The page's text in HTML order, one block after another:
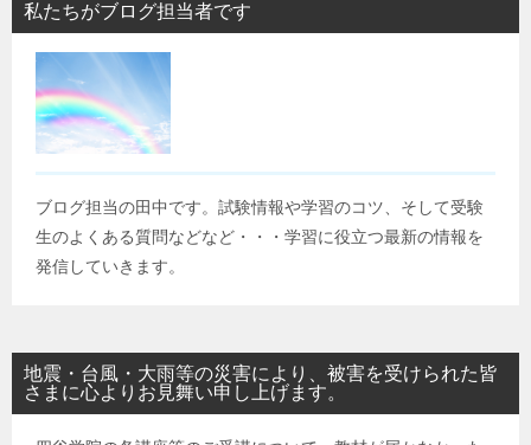
私たちがブログ担当者です
ブログ担当の田中です。試験情報や学習のコツ、そして受験
生のよくある質問などなど・・・学習に役立つ最新の情報を
発信していきます。
地震・台風・大雨等の災害により、被害を受けられた皆
さまに心よりお見舞い申し上げます。